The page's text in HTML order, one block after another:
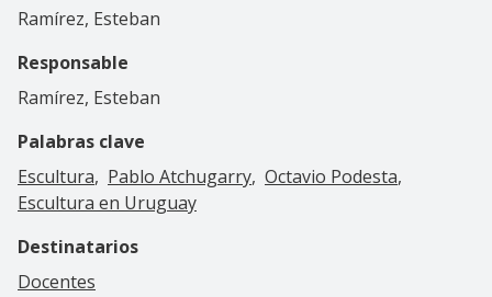
Ramírez, Esteban
Responsable
Ramírez, Esteban
Palabras clave
Escultura
Pablo Atchugarry Octavio Podesta
Escultura en Uruguay
Destinatarios
Docentes